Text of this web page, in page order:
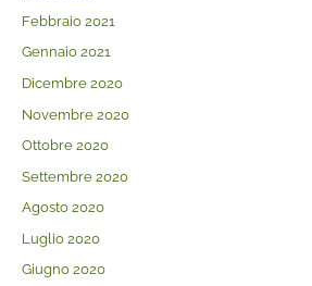
Febbraio 2021
Gennaio 2021
Dicembre 2020
Novembre 2020
Ottobre 2020
Settembre 2020
Agosto 2020
Luglio 2020
Giugno 2020